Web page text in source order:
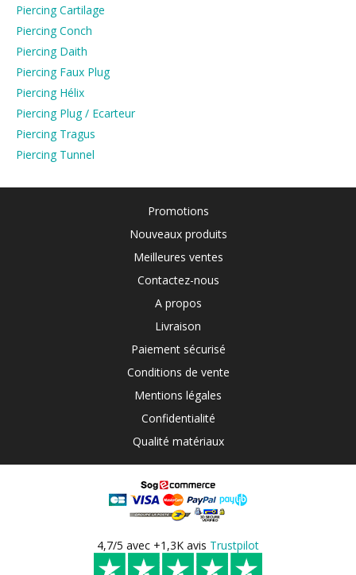
Piercing Cartilage
Piercing Conch
Piercing Daith
Piercing Faux Plug
Piercing Hélix
Piercing Plug / Ecarteur
Piercing Tragus
Piercing Tunnel
Promotions
Nouveaux produits
Meilleures ventes
Contactez-nous
A propos
Livraison
Paiement sécurisé
Conditions de vente
Mentions légales
Confidentialité
Qualité matériaux
4,7/5 avec +1,3K avis Trustpilot